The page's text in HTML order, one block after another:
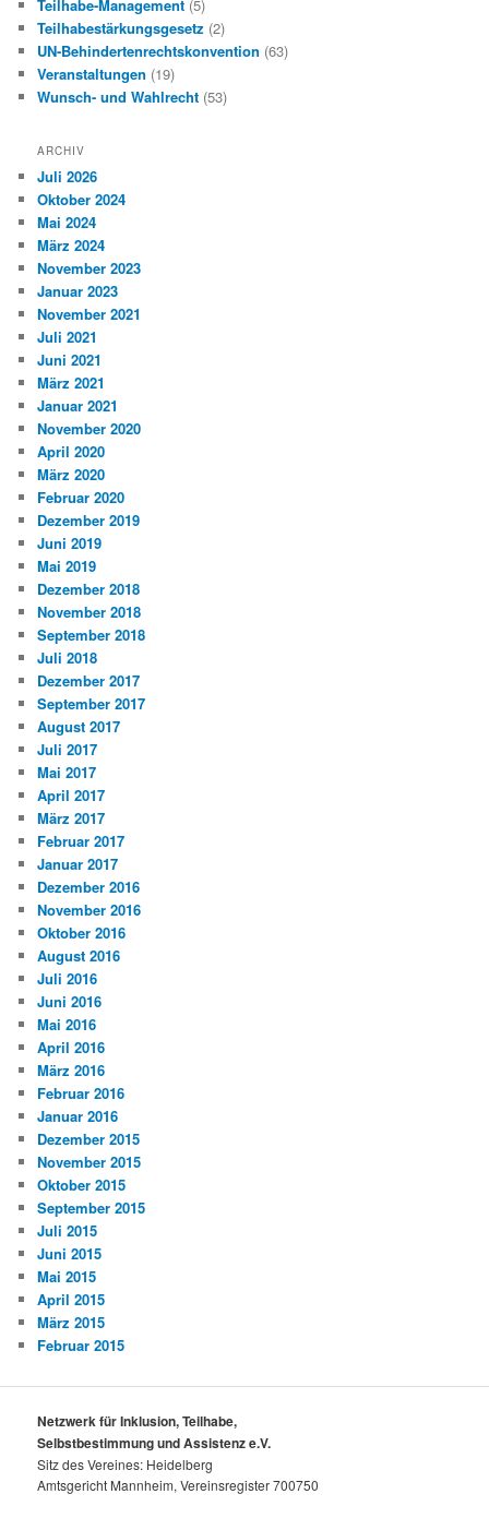
Teilhabe-Management (5)
Teilhabestärkungsgesetz (2)
UN-Behindertenrechtskonvention (63)
Veranstaltungen (19)
Wunsch- und Wahlrecht (53)
ARCHIV
Juli 2026
Oktober 2024
Mai 2024
März 2024
November 2023
Januar 2023
November 2021
Juli 2021
Juni 2021
März 2021
Januar 2021
November 2020
April 2020
März 2020
Februar 2020
Dezember 2019
Juni 2019
Mai 2019
Dezember 2018
November 2018
September 2018
Juli 2018
Dezember 2017
September 2017
August 2017
Juli 2017
Mai 2017
April 2017
März 2017
Februar 2017
Januar 2017
Dezember 2016
November 2016
Oktober 2016
August 2016
Juli 2016
Juni 2016
Mai 2016
April 2016
März 2016
Februar 2016
Januar 2016
Dezember 2015
November 2015
Oktober 2015
September 2015
Juli 2015
Juni 2015
Mai 2015
April 2015
März 2015
Februar 2015
Netzwerk für Inklusion, Teilhabe,
Selbstbestimmung und Assistenz e.V.
Sitz des Vereines: Heidelberg
Amtsgericht Mannheim, Vereinsregister 700750